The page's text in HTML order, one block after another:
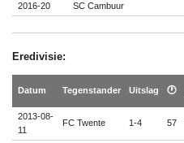
2016-20
SC Cambuur
Eredivisie:
Datum Tegenstander Uitslag 🕐
2013-08-
11
FC Twente 1-4 57